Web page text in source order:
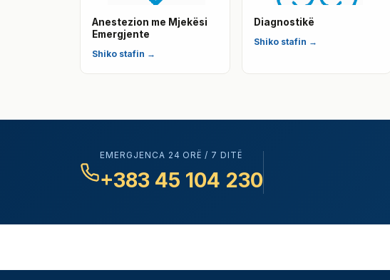
Anestezion me Mjekësi
Emergjente
Shiko stafin →
Diagnostikë
Shiko stafin →
EMERGJENCA 24 ORË / 7 DITË
+383 45 104 230